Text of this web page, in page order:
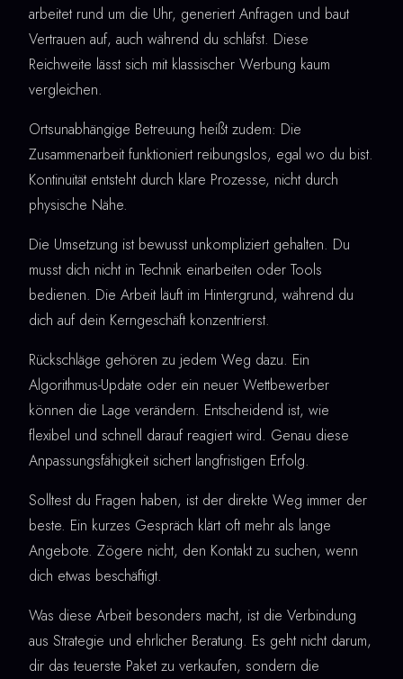
arbeitet rund um die Uhr, generiert Anfragen und baut
Vertrauen auf, auch während du schläfst. Diese
Reichweite lässt sich mit klassischer Werbung kaum
vergleichen.
Ortsunabhängige Betreuung heißt zudem: Die
Zusammenarbeit funktioniert reibungslos, egal wo du bist.
Kontinuität entsteht durch klare Prozesse, nicht durch
physische Nähe.
Die Umsetzung ist bewusst unkompliziert gehalten. Du
musst dich nicht in Technik einarbeiten oder Tools
bedienen. Die Arbeit läuft im Hintergrund, während du
dich auf dein Kerngeschäft konzentrierst.
Rückschläge gehören zu jedem Weg dazu. Ein
Algorithmus-Update oder ein neuer Wettbewerber
können die Lage verändern. Entscheidend ist, wie
flexibel und schnell darauf reagiert wird. Genau diese
Anpassungsfähigkeit sichert langfristigen Erfolg.
Solltest du Fragen haben, ist der direkte Weg immer der
beste. Ein kurzes Gespräch klärt oft mehr als lange
Angebote. Zögere nicht, den Kontakt zu suchen, wenn
dich etwas beschäftigt.
Was diese Arbeit besonders macht, ist die Verbindung
aus Strategie und ehrlicher Beratung. Es geht nicht darum,
dir das teuerste Paket zu verkaufen, sondern die